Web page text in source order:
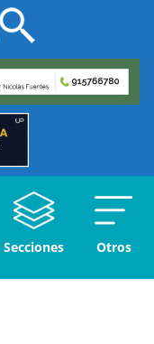
Secciones Otros